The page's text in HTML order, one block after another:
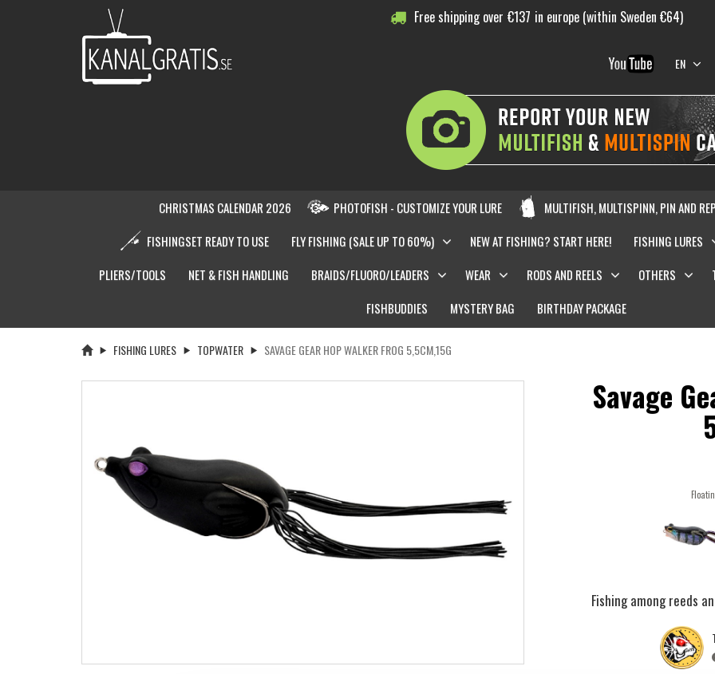
Free shipping over €137 in europe (within Sweden €64)
EN
CHRISTMAS CALENDAR 2026 PHOTOFISH - CUSTOMIZE YOUR LURE MULTIFISH, MULTISPINN, PIN AND
FISHINGSET READY TO USE
FLY FISHING (SALE UP TO 60%) NEW AT FISHING? START HERE! FISHING LURES
PLIERS/TOOLS
NET & FISH HANDLING BRAIDS/FLUORO/LEADERS WEAR RODS AND REELS OTHERS
FISHBUDDIES
MYSTERY BAG BIRTHDAY PACKAGE
FISHING LURES TOPWATER SAVAGE GEAR HOP WALKER FROG 5,5CM,15G
Savage
Fishing among reeds